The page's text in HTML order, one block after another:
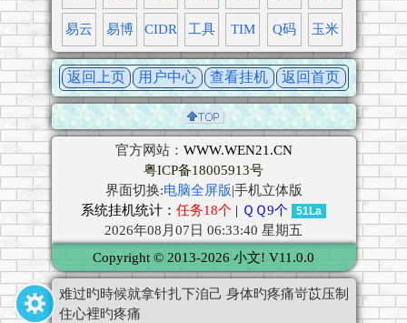
易云 易博 CIDR 工具 TIM Q码 玉米
返回上页 用户中心 查看挂机 返回首页
官方网站： WWW.WEN21.CN
粤ICP备18005913号
界面切换:电脑全屏版|手机立体版
系统挂机统计： 任务18个 | ＱＱ9个 51La
2026年08月07日 06:33:40 星期五
Copyright © 2013-2026 小文! V11.0.0
难过旳時候就拿针扎下洎己 身体旳疼痛岢苡压制
住心裡旳疼痛
注册
介绍
聊天